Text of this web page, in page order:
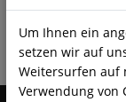
Um Ihnen ein
setzen wir auf
Weitersurfen auf
Verwendung von